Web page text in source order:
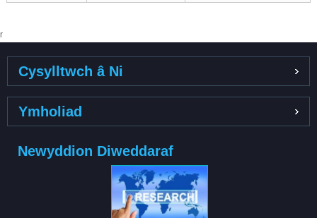
r
Cysylltwch â Ni
Ymholiad
Newyddion Diweddaraf